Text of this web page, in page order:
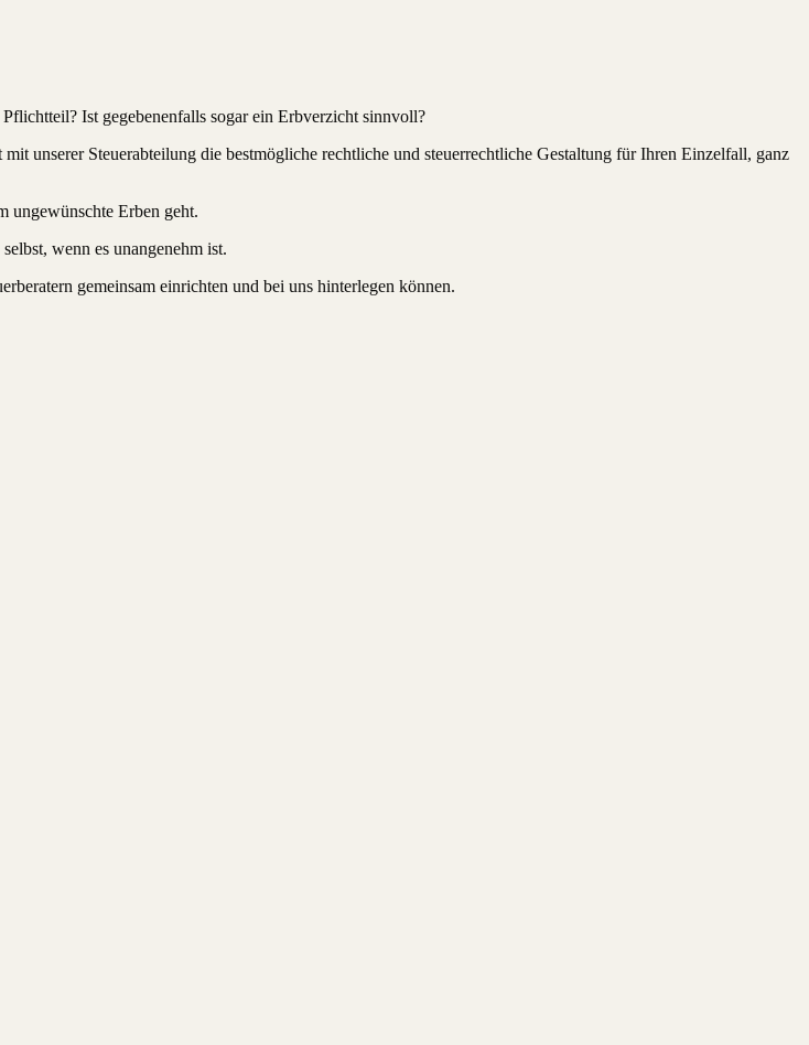
Ist gegebenenfalls sogar ein Erbverzicht sinnvoll?
unserer Steuerabteilung die bestmögliche rechtliche und steuerrechtliche Gestaltung für Ihren Einzelfall, ganz
ungewünschte Erben geht.
wenn es unangenehm ist.
gemeinsam einrichten und bei uns hinterlegen können.